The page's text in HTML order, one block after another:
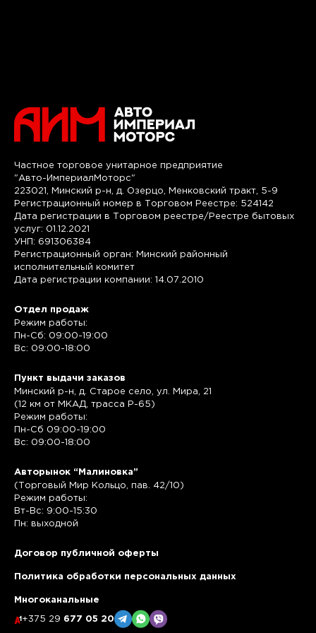
Частное торговое унитарное предприятие
"Авто-ИмпериалМоторс"
223021, Минский р-н, д. Озерцо, Менковский тракт, 5-9
Регистрационный номер в Торговом Реестре: 524142
Дата регистрации в Торговом реестре/Реестре бытовых
услуг: 01.12.2021
УНП: 691306384
Регистрационный орган: Минский районный
исполнительный комитет
Дата регистрации компании: 14.07.2010
Отдел продаж
Режим работы:
Пн-Сб: 09:00-19:00
Вс: 09:00-18:00
Пункт выдачи заказов
Минский р-н, д. Старое село, ул. Мира, 21
(12 км от МКАД, трасса P-65)
Режим работы:
Пн-Сб 09:00-19:00
Вс: 09:00-18:00
Авторынок “Малиновка”
(Торговый Мир Кольцо, пав. 42/10)
Режим работы:
Вт-Вс: 9:00-15:30
Пн: выходной
Договор публичной оферты
Политика обработки персональных данных
Многоканальные
+375 29 677 05 20